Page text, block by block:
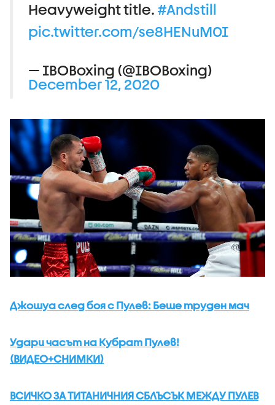
Heavyweight title.#Andstill
pic.twitter.com/se8HENuM0I
— IBOBoxing (@IBOBoxing)
December 12, 2020
Джошуа след боя с Пулев: Беше труден мач
Удари часът на Кубрат Пулев!
(ВИДЕО+СНИМКИ)
ВСИЧКО ЗА ТИТАНИЧНИЯ СБЛЪСЪК МЕЖДУ ПУЛЕВ